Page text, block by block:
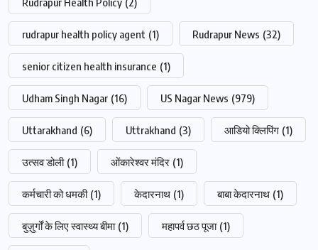
rudrapur health policy agent (1) Rudrapur News (32)
senior citizen health insurance (1)
Udham Singh Nagar (16) US Nagar News (979)
Uttarakhand (6) Uttrakhand (3) आडियो क्लिपिंग (1)
उत्सव डोली (1) ओंकारेश्वर मंदिर (1)
कर्मचारी को धमकी (1) केदारनाथ (1) बाबा केदारनाथ (1)
बुज़ुर्गों के लिए स्वास्थ्य बीमा (1) महापर्व छठ पूजा (1)